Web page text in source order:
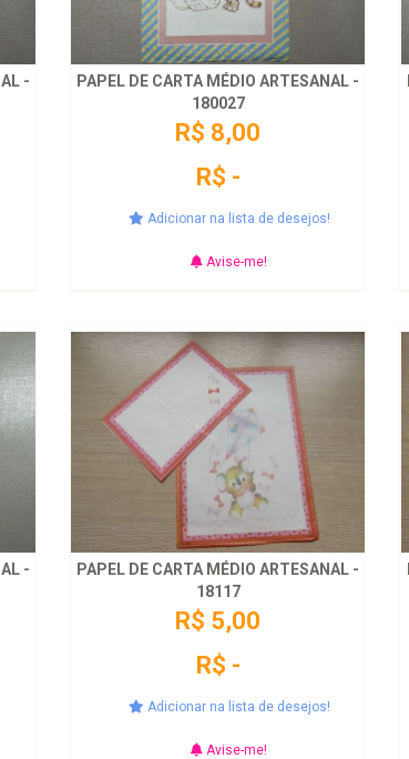
-
PAPEL DE CARTA MÉDIO ARTESANAL -
180027
R$ 8,00
R$ -
Adicionar na lista de desejos!
Avise-me!
-
PAPEL DE CARTA MÉDIO ARTESANAL -
18117
R$ 5,00
R$ -
Adicionar na lista de desejos!
Avise-me!